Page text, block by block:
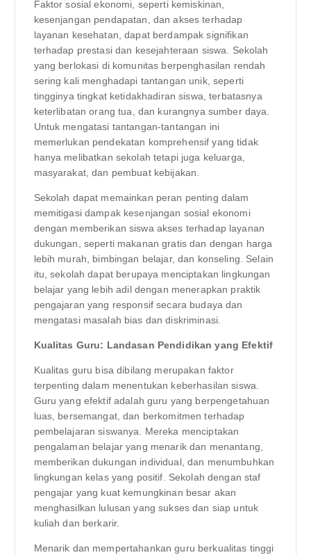
Faktor sosial ekonomi, seperti kemiskinan,
kesenjangan pendapatan, dan akses terhadap
layanan kesehatan, dapat berdampak signifikan
terhadap prestasi dan kesejahteraan siswa. Sekolah
yang berlokasi di komunitas berpenghasilan rendah
sering kali menghadapi tantangan unik, seperti
tingginya tingkat ketidakhadiran siswa, terbatasnya
keterlibatan orang tua, dan kurangnya sumber daya.
Untuk mengatasi tantangan-tantangan ini
memerlukan pendekatan komprehensif yang tidak
hanya melibatkan sekolah tetapi juga keluarga,
masyarakat, dan pembuat kebijakan.
Sekolah dapat memainkan peran penting dalam
memitigasi dampak kesenjangan sosial ekonomi
dengan memberikan siswa akses terhadap layanan
dukungan, seperti makanan gratis dan dengan harga
lebih murah, bimbingan belajar, dan konseling. Selain
itu, sekolah dapat berupaya menciptakan lingkungan
belajar yang lebih adil dengan menerapkan praktik
pengajaran yang responsif secara budaya dan
mengatasi masalah bias dan diskriminasi.
Kualitas Guru: Landasan Pendidikan yang Efektif
Kualitas guru bisa dibilang merupakan faktor
terpenting dalam menentukan keberhasilan siswa.
Guru yang efektif adalah guru yang berpengetahuan
luas, bersemangat, dan berkomitmen terhadap
pembelajaran siswanya. Mereka menciptakan
pengalaman belajar yang menarik dan menantang,
memberikan dukungan individual, dan menumbuhkan
lingkungan kelas yang positif. Sekolah dengan staf
pengajar yang kuat kemungkinan besar akan
menghasilkan lulusan yang sukses dan siap untuk
kuliah dan berkarir.
Menarik dan mempertahankan guru berkualitas tinggi